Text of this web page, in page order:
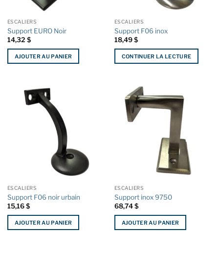
ESCALIERS
Support EURO Noir
14,32 $
AJOUTER AU PANIER
ESCALIERS
Support F06 inox
18,49$
CONTINUER LA LECTURE
ESCALIERS
Support F06 noir urbain
15,16$
AJOUTER AU PANIER
ESCALIERS
Support inox 9750
68,74$
AJOUTER AU PANIER